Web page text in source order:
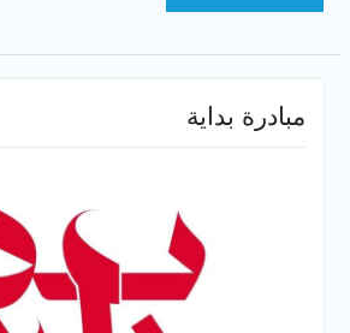
مبادرة بداية